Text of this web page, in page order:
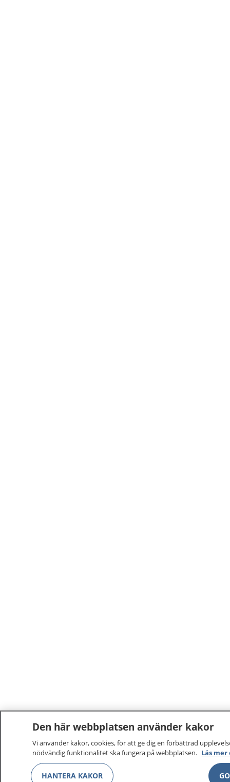
Den här webbplatsen använder kakor
Vi använder kakor, cookies, för att ge dig en förbättrad
nödvändig funktionalitet ska fungera på webbplatsen. Läs
HANTERA KAKOR